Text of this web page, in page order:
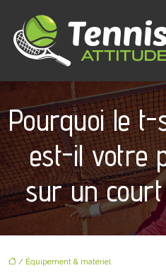
Pourquoi le
est-il votre
sur un
/ Équipement & matériel